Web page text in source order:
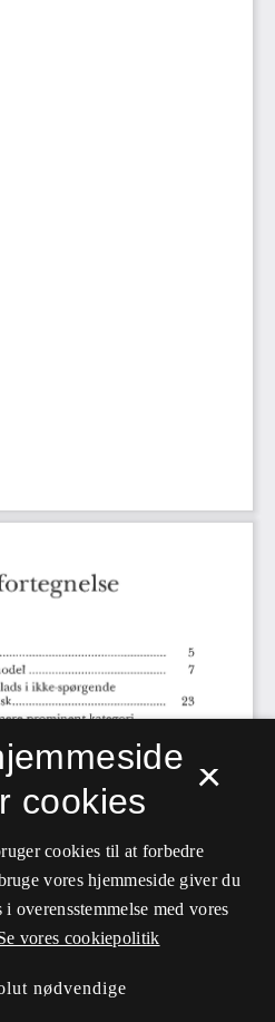
×
cookies
cookies til at forbedre
vores hjemmeside giver du
overensstemmelse med vores
vores cookiepolitik
nødvendige